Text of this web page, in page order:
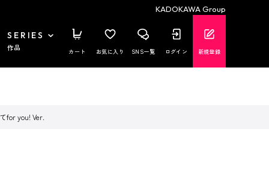
KADOKAWA Group
SERIES
作品 カート お気に入り SNS一覧 ログイン 新規登録
for you! Ver.